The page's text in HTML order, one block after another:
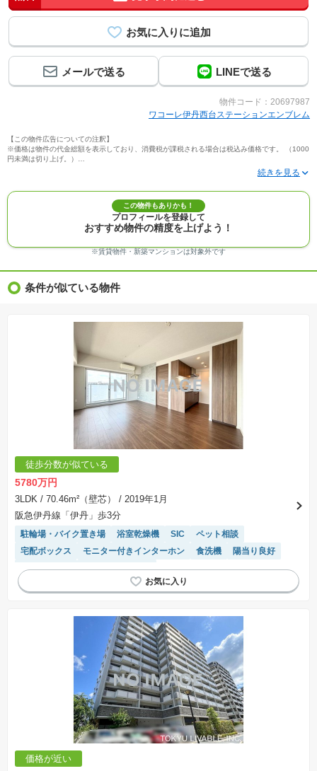
メールで送る LINEで送る
物件コード：20697987
ワコーレ伊丹西台ステーションエンブレム
【この物件広告についての注釈】
※価格は物件の代金総額を表示しており、消費税が課税される場合は税込み価格です。 （1000
円未満は切り上げ。）
※写真に写っている、またはパース（絵）や間取り図に描かれている家具や車などは、特にコ
※建築条件付き土地価格には、建物価格は含まれません。
※物件情報は、原則として情報提供日の２日前に最終確認した情報です。
※完成予想図はいずれも外構、植栽、外観等実際のものとは多少異なることがあります。
※モデルルーム・モデルハウス・展示場・ショールームの画像の場合、今回販売の物件と異な
※ＣＧ合成の画像の場合、実際とは多少異なる場合があります。
※物件特徴：販売戸数が複数の物件は、全ての住戸に該当しない項目もあります。
※価格更新：物件価格が変更された日から１週間表示されます。
※建築条件土地の情報内に掲載されている、建物プラン例は、土地購入者の設計プランの参考
※土地（建築条件なし）で「建物プラン例」が表記してある時、そのプラン例は特定の建築請
負会社によるもので、当該建築請負会社以外で建てた場合、同様のものが同価格で建てられる
とは限りません。また建築請負会社を特定するものではありません。
※建築条件付き土地とは、その土地に建築する建物の建築請負契約が、一定期間内に成立する
ことを条件として売買される土地のことをいいます。建築請負契約成立に向けて設計プランを
協議するため、土地購入者が自己の希望する建物の設計協議をするために必要な相当の期間の
交渉期間が設定され、その期間内で希望を満たすプランが実現できたかどうかにより結論を出
します。なお、この期間は概ね3ヶ月程度とされています。納得のいくプランが出来ず、建築請
負契約が成立しない場合、土地売買契約は白紙に戻り、土地契約にかかった代金（土地代金、
手付金など）は名目のいかんに関わらず、全て返却されます。
※課税対象物件の「価格」や「費用等」は消費税込みの「総額表示」で統一しています。
※「本体価格」とは、課税対象物件においては「消費税を除いた建物価格」と「土地価格」の
合計額を指します。
表示されておりません。
※取引にかかる費用：物件の契約手続き、決済、引き渡し時にかかる費用を表示しています。
不動産会社によって表記有無が異なるため、ご自身で十分な確認をしていただくようにお願い
いたします。
場合があります。
この物件もありかも！
プロフィールを登録して
おすすめ物件の精度を上げよう！
※賃貸物件・新築マンションは対象外です
条件が似ている物件
徒歩分数が似ている
5780万円
3LDK / 70.46m²（壁芯）
/ 2019年1月
阪急伊丹線「伊丹」歩3分
駐輪場・バイク置き場 浴室乾燥機 SIC
ペット相談
宅配ボックス
モニター付きインターホン 食洗機
陽当り良好
エレベーター
システムキッチン
価格が近い